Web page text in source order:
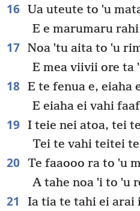
16 Ua uteute to ˈu
E e marumaru rahi
17 Noa ˈtu aita to ˈu
E mea viivii ore ta
18 E te fenua e, eiaha
E eiaha ei vahi
19 I teie nei atoa, tei te
Tei te vahi teitei
20 Te faaooo ra to ˈu
A tahe noa ˈi to ˈu
21
Ia tia te tahi ei arai